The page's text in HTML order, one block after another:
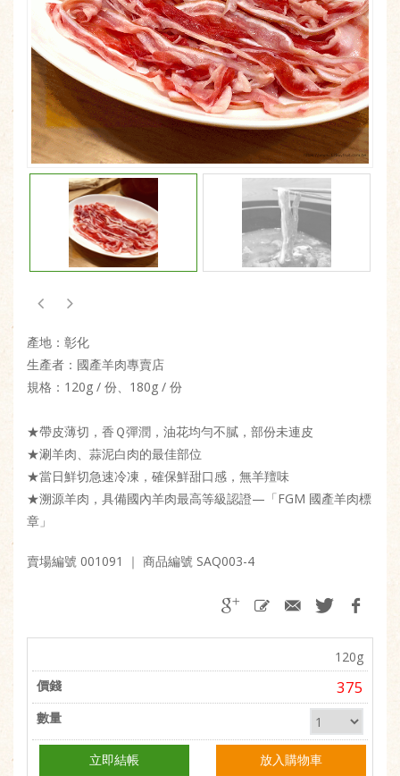
產地：彰化
生產者：國產羊肉專賣店
規格：120g / 份、180g / 份
★帶皮薄切，香Ｑ彈潤，油花均勻不膩，部份未連皮
★涮羊肉、蒜泥白肉的最佳部位
★當日鮮切急速冷凍，確保鮮甜口感，無羊羶味
★溯源羊肉，具備國內羊肉最高等級認證—「FGM 國產羊肉標
章」
賣場編號 001091 ｜ 商品編號 SAQ003-4
120g
375
立即結帳 放入購物車